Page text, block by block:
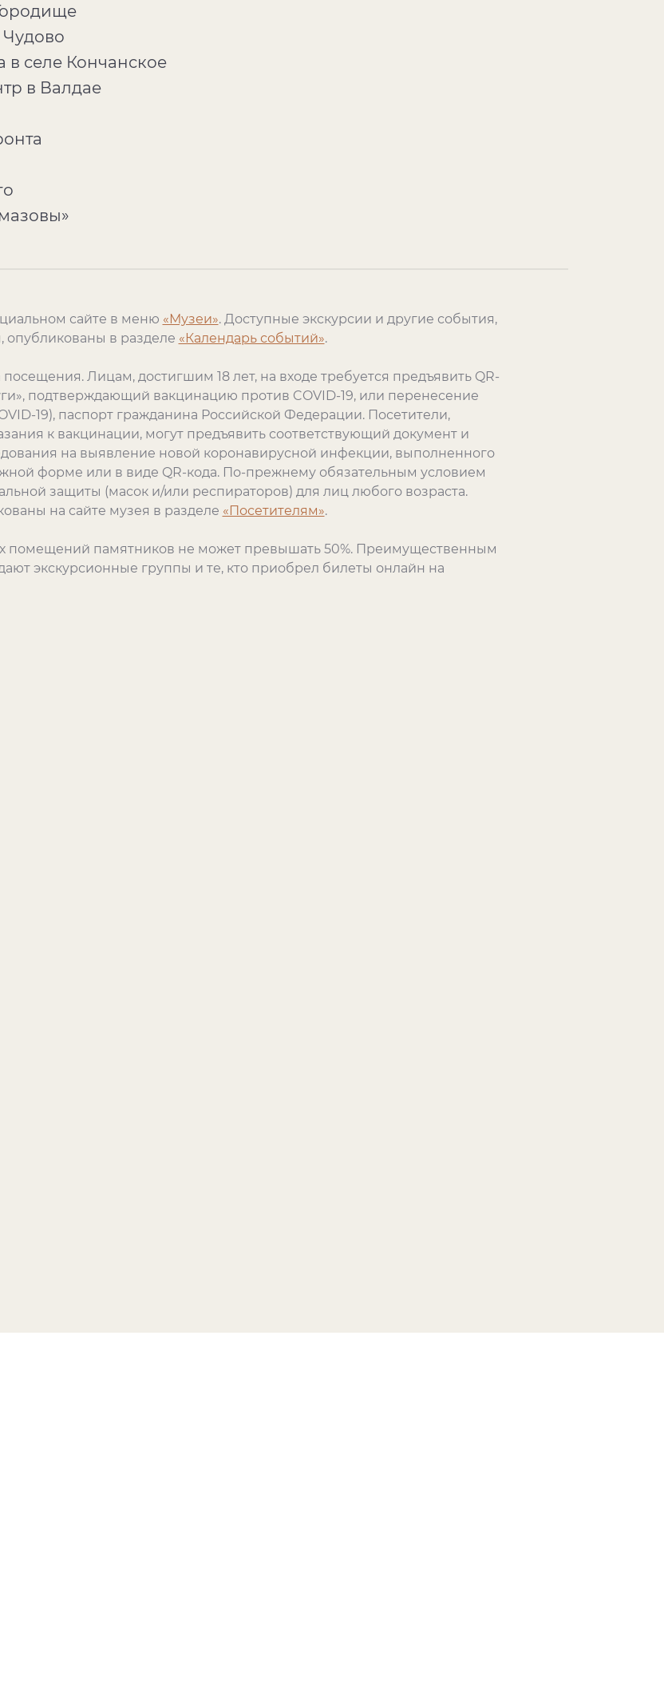
в селе Кончанское
в Валдае
сайте в меню «Музеи». Доступные экскурсии и другие события,
опубликованы в разделе «Календарь событий».
Лицам, достигшим 18 лет, на входе требуется предъявить QR-
подтверждающий вакцинацию против COVID-19, или перенесение
19), паспорт гражданина Российской Федерации. Посетители,
к вакцинации, могут предъявить соответствующий документ и
на выявление новой коронавирусной инфекции, выполненного
форме или в виде QR-кода. По-прежнему обязательным условием
защиты (масок и/или респираторов) для лиц любого возраста.
на сайте музея в разделе «Посетителям».
помещений памятников не может превышать 50%. Преимущественным
экскурсионные группы и те, кто приобрел билеты онлайн на